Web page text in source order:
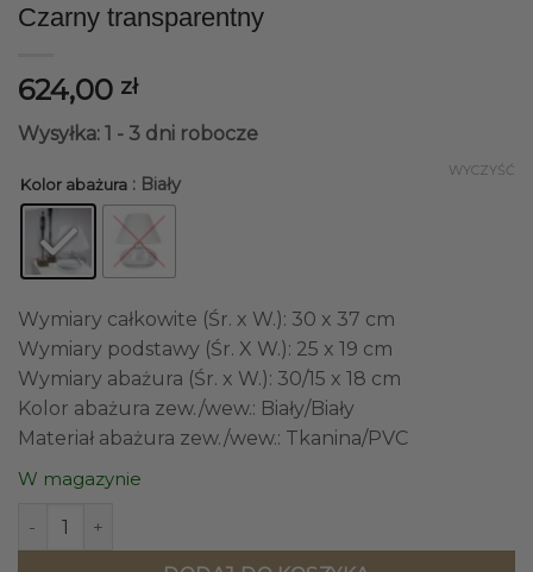
Czarny transparentny
624,00 zł
Wysyłka: 1 - 3 dni robocze
Kolor abażura : Biały
WYCZYŚĆ
Wymiary całkowite (Śr. x W.): 30 x 37 cm
Wymiary podstawy (Śr. X W.): 25 x 19 cm
Wymiary abażura (Śr. x W.): 30/15 x 18 cm
Kolor abażura zew./wew.: Biały/Biały
Materiał abażura zew./wew.: Tkanina/PVC
W magazynie
ilość LAMPA STOŁOWA 4concepts Bergen Czarny